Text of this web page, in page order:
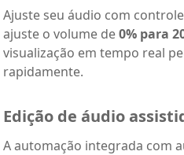
Ajuste seu áudio com
ajuste o volume de0% para
visualização em tempo real
rapidamente.
Edição de áudio
A automação integrada com